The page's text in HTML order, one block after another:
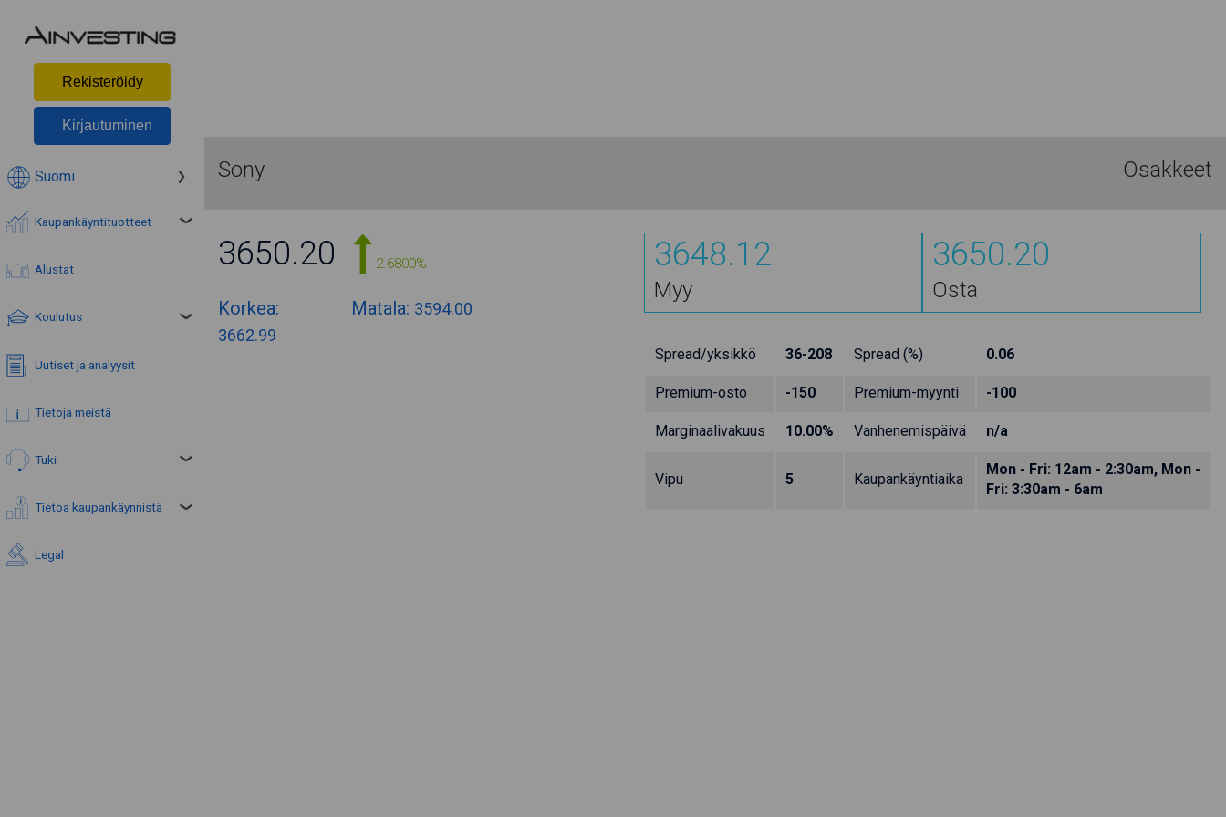
Rekisteröidy
Kirjautuminen
Suomi
Kaupankäyntituotteet
Alustat
Koulutus
Uutiset ja analyysit
Tietoja meistä
Tuki
Tietoa kaupankäynnistä
Legal
Sony Osakkeet
3650.20 2.6800%
Korkea:
3662.99
Matala: 3594.00
3648.12
Myy
3650.20
Osta
Spread/yksikkö 36-208 Spread (%) 0.06
Premium-osto -150 Premium-myynti -100
Marginaalivakuus 10.00% Vanhenemispäivä n/a
Vipu 5 Kaupankäyntiaika
Mon - Fri: 12am - 2:30am, Mon -
Fri: 3:30am - 6am